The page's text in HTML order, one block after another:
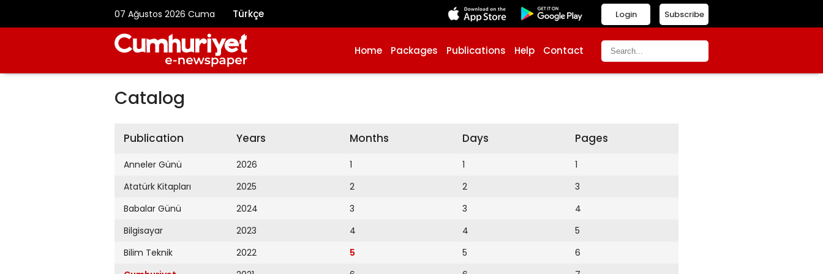
07 Ağustos 2026 Cuma Türkçe Subscribe
Login
Home Packages Publications Help Contact
Catalog
Publication
Anneler Günü
Atatürk Kitapları
Babalar Günü
Bilgisayar
Bilim Teknik
Years
2026
2025
2024
2023
2022
Months
1
2
3
4
5
Days
1
2
3
4
5
Pages
1
3
4
5
6